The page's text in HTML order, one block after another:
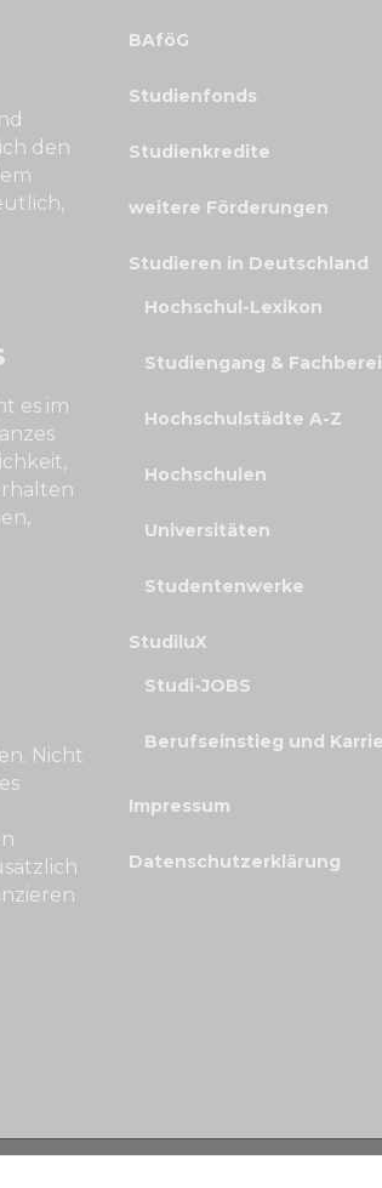
den
es im
Nicht
BAföG
Studienfonds
Studienkredite
weitere Förderungen
Studieren in Deutschland
Hochschul-Lexikon
Studiengang &
Hochschulstädte A-Z
Hochschulen
Universitäten
Studentenwerke
StudiluX
Studi-JOBS
Berufseinstieg und
Impressum
Datenschutzerklärung